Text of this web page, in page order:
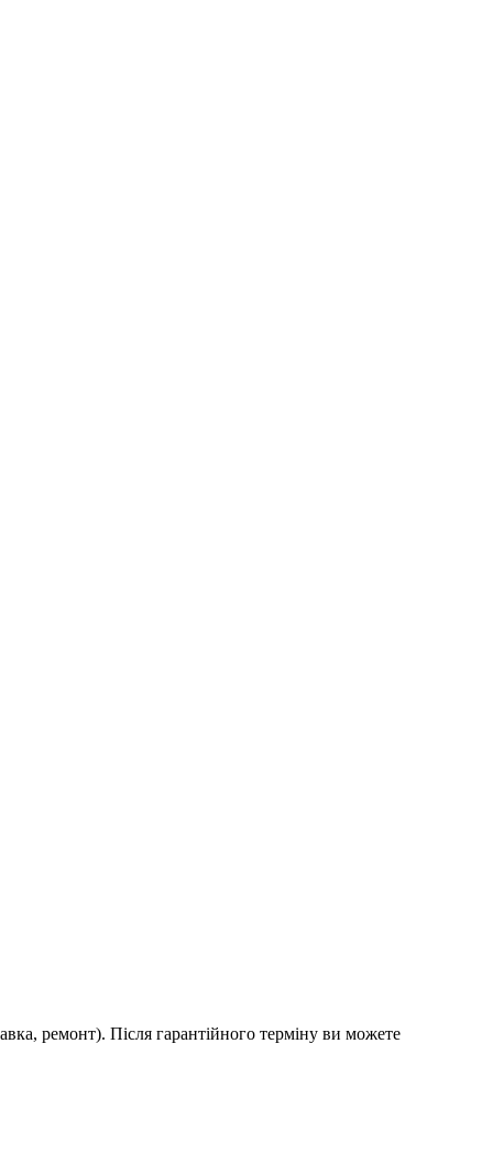
ремонт). Після гарантійного терміну ви можете